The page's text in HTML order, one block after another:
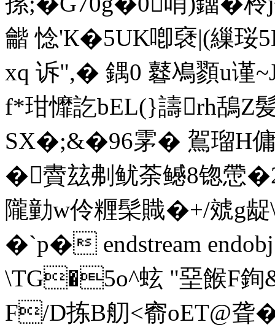
龤 惗'К�5UK喞褎|(繅珱
xq 诉",� 鍝0 鼛鳰顟u谨
f*玵戂訖bEL(}譸rh鴰
SX�;&�96雺� 鴐瑠H傭
�賮玆刜鱿荼鳡8锪
隴勭w伶糎髤賳�+/虠g
�`p� endstream
\TG�5o^蚿 "堊餱F銁
F/D拣B舠<窬oET@聋